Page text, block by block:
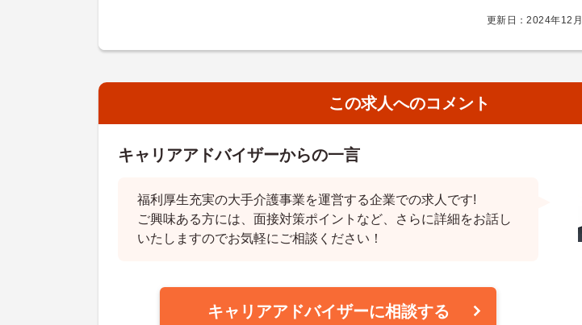
更新日：2024年12
この求人へのコメント
キャリアアドバイザーからの一言
福利厚生充実の大手介護事業を運営する企業での求人です!
ご興味ある方には、面接対策ポイントなど、さらに詳細をお話し
いたしますのでお気軽にご相談ください！
キャリアアドバイザーに相談する